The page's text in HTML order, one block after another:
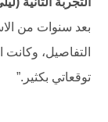
بعد سنوات من
التفاصيل،
توقعاتي بكثير.”